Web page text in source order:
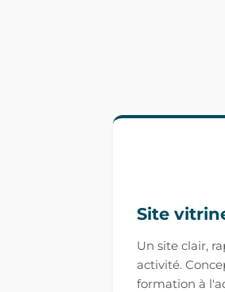
Site
Un site clair,
activité.
formation à